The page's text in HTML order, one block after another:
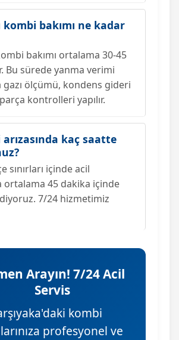
kombi bakımı ne kadar
bakımı ortalama 30-45
Bu sürede yanma verimi
gazı ölçümü, kondens gideri
kontrolleri yapılır.
kaç saatte
sınırları içinde acil
ortalama 45 dakika içinde
7/24 hizmetimiz
Arayın! 7/24 Acil
Servis
kombi
profesyonel ve